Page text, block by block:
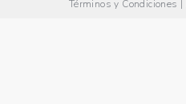
Términos y Condiciones |